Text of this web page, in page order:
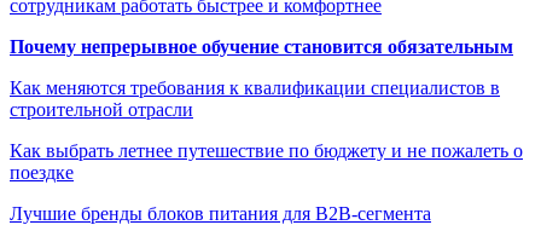
сотрудникам работать быстрее и комфортнее
Почему непрерывное обучение становится обязательным
Как меняются требования к квалификации специалистов в
строительной отрасли
Как выбрать летнее путешествие по бюджету и не пожалеть о
поездке
Лучшие бренды блоков питания для B2B-сегмента